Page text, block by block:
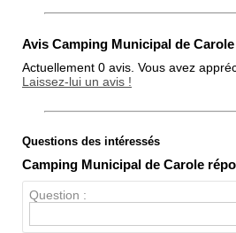
Avis Camping Municipal de
Actuellement 0 avis. Vous avez
Laissez-lui un avis !
Note globale
Propreté
Chien / chat
Questions des intéressés
Camping Municipal de Carole
Question :